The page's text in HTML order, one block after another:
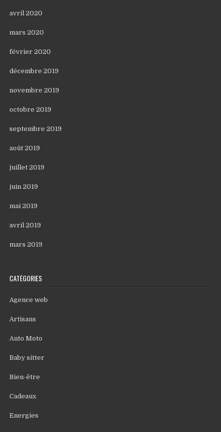
avril 2020
mars 2020
février 2020
décembre 2019
novembre 2019
octobre 2019
septembre 2019
août 2019
juillet 2019
juin 2019
mai 2019
avril 2019
mars 2019
CATÉGORIES
Agence web
Artisans
Auto Moto
Baby sitter
Bien-être
Cadeaux
Energies